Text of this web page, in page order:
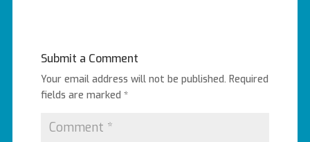
Submit a Comment
Your email address will not be published. Required
fields are marked*